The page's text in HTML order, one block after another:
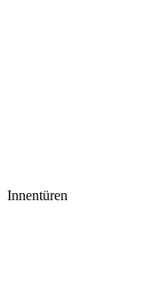
Innentüren